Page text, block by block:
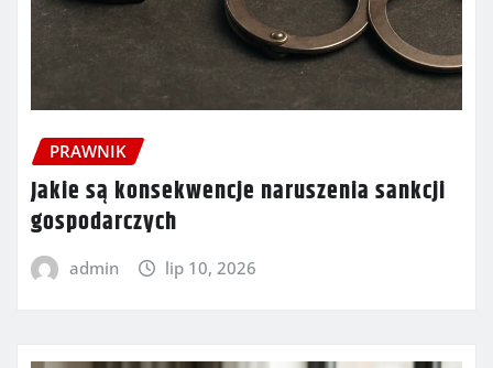
PRAWNIK
Jakie są konsekwencje naruszenia sankcji
gospodarczych
admin lip 10, 2026